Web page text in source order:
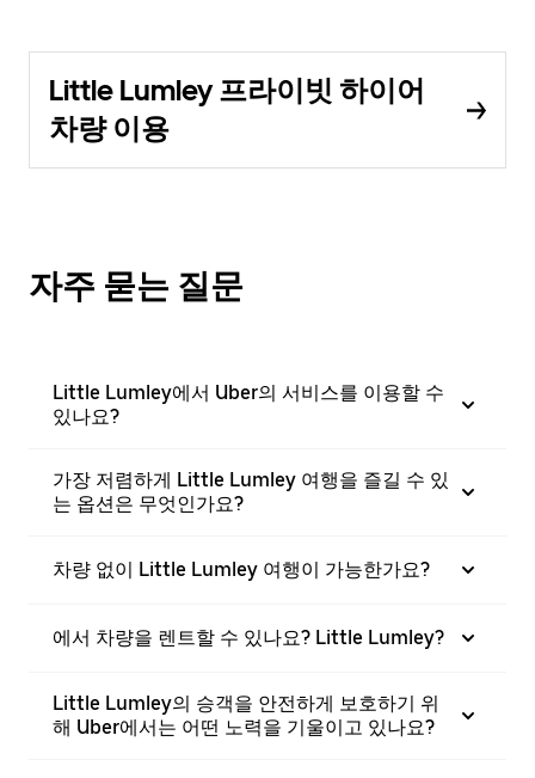
Little Lumley 프라이빗 하이어
차량 이용
자주 묻는 질문
Little Lumley에서 Uber의 서비스를 이용할 수
있나요?
가장 저렴하게 Little Lumley 여행을 즐길 수 있
는 옵션은 무엇인가요?
차량 없이 Little Lumley 여행이 가능한가요?
에서 차량을 렌트할 수 있나요? Little Lumley?
Little Lumley의 승객을 안전하게 보호하기 위
해 Uber에서는 어떤 노력을 기울이고 있나요?